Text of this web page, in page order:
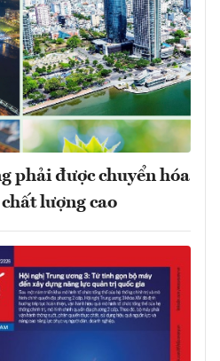
phải được chuyển hóa
lượng cao